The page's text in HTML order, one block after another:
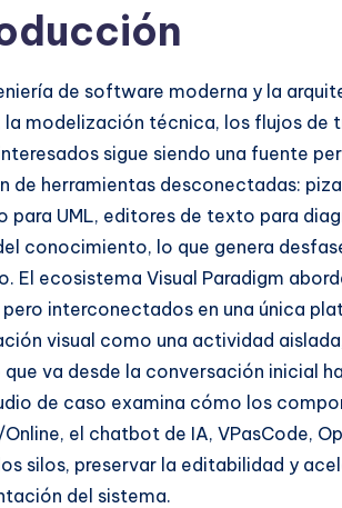
de software moderna y la
la modelización técnica, los flujos
sigue siendo una fuente
de herramientas desconectadas:
para UML, editores de texto para
conocimiento, lo que genera
El ecosistema Visual Paradigm
interconectados en una única
visual como una actividad
va desde la conversación inicial
de caso examina cómo los
el chatbot de IA, VPasCode,
silos, preservar la editabilidad y
del sistema.